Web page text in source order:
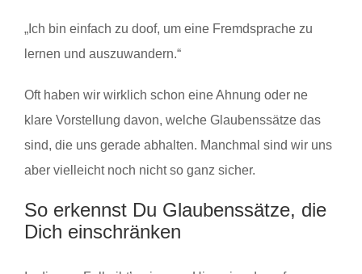
„Ich bin einfach zu doof, um eine Fremdsprache zu
lernen und auszuwandern.“
Oft haben wir wirklich schon eine Ahnung oder ne
klare Vorstellung davon, welche Glaubenssätze das
sind, die uns gerade abhalten. Manchmal sind wir uns
aber vielleicht noch nicht so ganz sicher.
So erkennst Du Glaubenssätze, die
Dich einschränken